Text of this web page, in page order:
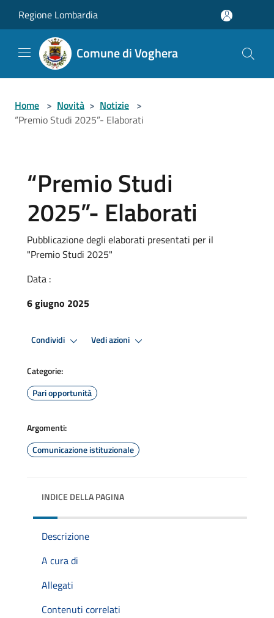
Regione Lombardia
Comune di Voghera
Home > Novità > Notizie >
“Premio Studi 2025”- Elaborati
“Premio Studi
2025”- Elaborati
Pubblicazione degli elaborati presentati per il
"Premio Studi 2025"
Data :
6 giugno 2025
Condividi Vedi azioni
Categorie:
Pari opportunità
Argomenti:
Comunicazione istituzionale
INDICE DELLA PAGINA
Descrizione
A cura di
Allegati
Contenuti correlati